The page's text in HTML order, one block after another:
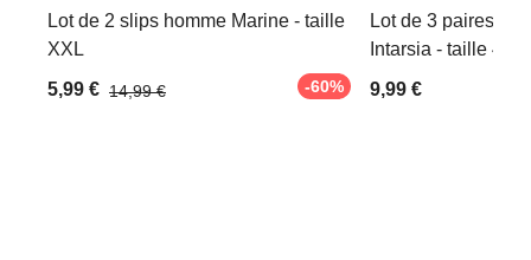
Lot de 2 slips homme Marine - taille
XXL
5,99 € 14,99 € -60%
Lot de 3 paires de
Intarsia - taille 43/
9,99 €